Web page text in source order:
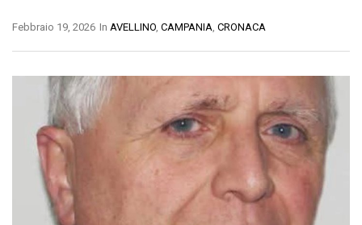
In AVELLINO, CAMPANIA, CRONACA
Febbraio 19, 2026